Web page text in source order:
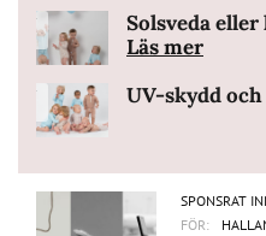
Solsveda
Läs mer
UV-skydd
SPONSRAT
FÖR: